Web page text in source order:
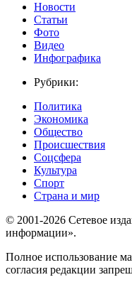
Новости
Статьи
Фото
Видео
Инфографика
Рубрики:
Политика
Экономика
Общество
Происшествия
Соцсфера
Культура
Спорт
Страна и мир
© 2001-2026 Сетевое
информации».
Полное использование
согласия редакции